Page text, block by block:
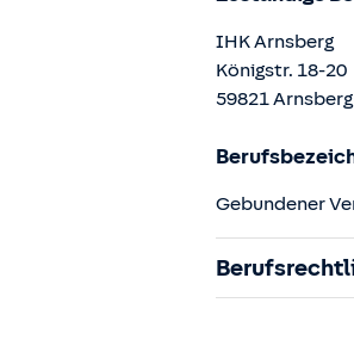
IHK Arnsberg
Königstr. 18-20
59821Arnsberg
Gebundener